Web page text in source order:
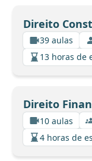
Direito
39 aulas
13 horas de
Direito
10 aulas
4 horas de